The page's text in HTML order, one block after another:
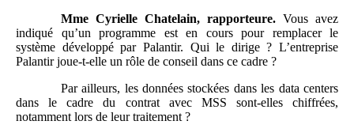
Mme Cyrielle Chatelain, rapporteure.Vous avez
indiqué qu’un programme est en cours pour remplacer le
système développé par Palantir. Qui le dirige ? L’entreprise
Palantir joue-t-elle un rôle de conseil dans ce cadre ?
Par ailleurs, les données stockées dans les data centers
dans le cadre du contrat avec MSS sont-elles chiffrées,
notamment lors de leur traitement ?